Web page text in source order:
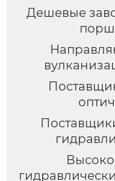
Дешевые